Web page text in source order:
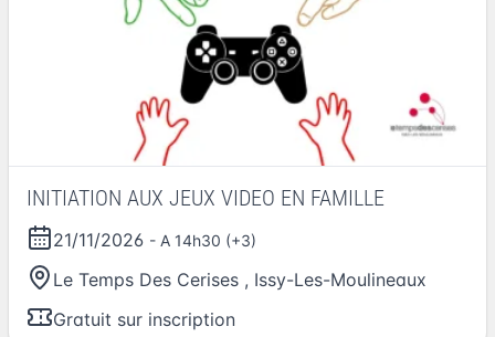
INITIATION AUX JEUX VIDEO EN FAMILLE
21/11/2026 - A 14h30 (+3)
Le Temps Des Cerises , Issy-Les-Moulineaux
Gratuit sur inscription